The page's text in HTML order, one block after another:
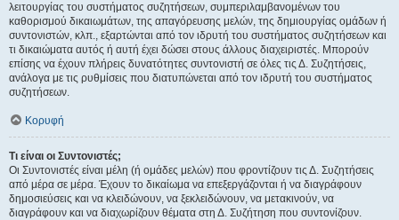
λειτουργίας του συστήματος συζητήσεων, συμπεριλαμβανομένων του
καθορισμού δικαιωμάτων, της απαγόρευσης μελών, της δημιουργίας ομάδων ή
συντονιστών, κλπ., εξαρτώνται από τον ιδρυτή του συστήματος συζητήσεων και
τι δικαιώματα αυτός ή αυτή έχει δώσει στους άλλους διαχειριστές. Μπορούν
επίσης να έχουν πλήρεις δυνατότητες συντονιστή σε όλες τις Δ. Συζητήσεις,
ανάλογα με τις ρυθμίσεις που διατυπώνεται από τον ιδρυτή του συστήματος
συζητήσεων.
Κορυφή
Τι είναι οι Συντονιστές;
Οι Συντονιστές είναι μέλη (ή ομάδες μελών) που φροντίζουν τις Δ. Συζητήσεις
από μέρα σε μέρα. Έχουν το δικαίωμα να επεξεργάζονται ή να διαγράφουν
δημοσιεύσεις και να κλειδώνουν, να ξεκλειδώνουν, να μετακινούν, να
διαγράφουν και να διαχωρίζουν θέματα στη Δ. Συζήτηση που συντονίζουν.